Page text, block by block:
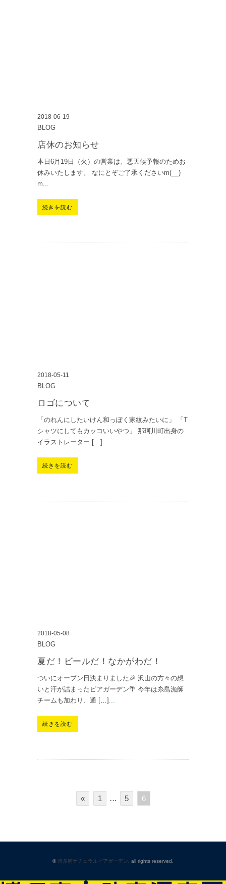
2018-06-19
BLOG
店休のお知らせ
本日6月19日（火）の営業は、悪天候予報のためお
休みいたします。 なにとぞご了承くださいm(__)
m...
続きを読む
2018-05-11
BLOG
ロゴについて
「のれんにしたいけん和っぽく家紋みたいに」 「T
シャツにしてもカッコいいやつ」 那珂川町出身の
イラストレーター […] ...
続きを読む
2018-05-08
BLOG
夏だ！ビールだ！なかがわだ！
ついにオープン日決まりました🎉 沢山の方々の想
いと汗が詰まったビアガーデン🌴 今年は糸島漁師
チームも加わり、通 […] ...
続きを読む
« 1 … 5 6
©博多南ナチュラルビアガーデン . all rights reserved.